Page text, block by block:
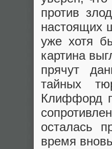
против
настоящих
уже хотя
картина
прячут
тайных
Клиффорд
осталась
время